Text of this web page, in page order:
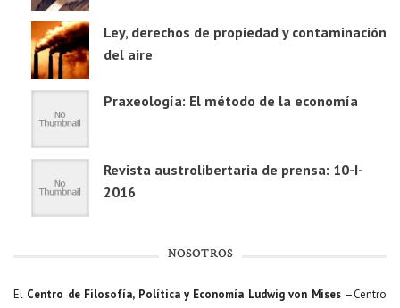
Ley, derechos de propiedad y contaminación
del aire
Praxeología: El método de la economía
Revista austrolibertaria de prensa: 10-I-
2016
NOSOTROS
El Centro de Filosofía, Política y Economía Ludwig von Mises—Centro